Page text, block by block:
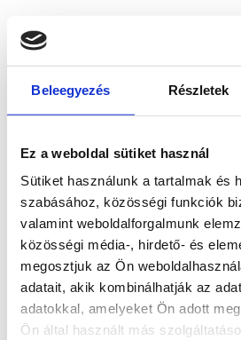
Beleegyezés Részletek
Ez a weboldal sütiket használ
Sütiket használunk a tartalmak és
szabásához, közösségi funkciók
valamint weboldalforgalmunk
közösségi média-, hirdető- és
megosztjuk az Ön
adatait, akik kombinálhatják az
adatokkal, amelyeket Ön adott
Ön által használt más